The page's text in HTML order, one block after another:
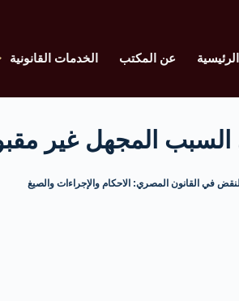
الرئيسية عن المكتب الخدمات القانونية
السبب المجهل غير
في القانون المصري: الاحكام والإجراءات والصيغ